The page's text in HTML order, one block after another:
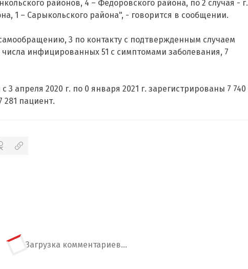
районов, 4 – Федоровского района, по 2 случая - г.
1 – Сарыкольского района", - говорится в сообщении.
3 по контакту с подтвержденным случаем
инфицированных 51 с симптомами заболевания, 7
3 апреля 2020 г. по 0 января 2021 г. зарегистрированы 7 740
281 пациент.
Загрузка комментариев...